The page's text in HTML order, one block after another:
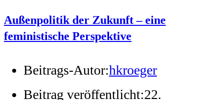
Außenpolitik der Zukunft – eine
feministische Perspektive
Beitrags-Autor:hkroeger
Beitrag veröffentlicht:22.